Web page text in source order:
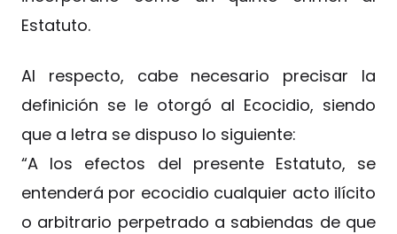
Estatuto.
Al respecto, cabe necesario precisar la
definición se le otorgó al Ecocidio, siendo
que a letra se dispuso lo siguiente:
“A los efectos del presente Estatuto, se
entenderá por ecocidio cualquier acto ilícito
o arbitrario perpetrado a sabiendas de que